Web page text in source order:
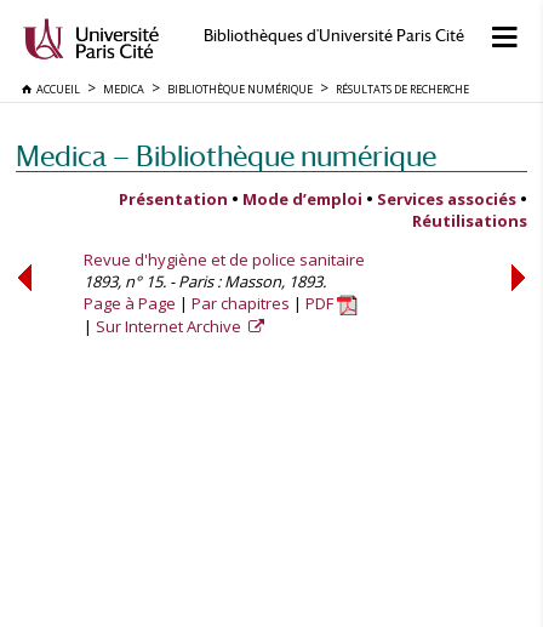
Bibliothèques d'Université Paris Cité
ACCUEIL MEDICA BIBLIOTHÈQUE NUMÉRIQUE RÉSULTATS DE RECHERCHE
Medica — Bibliothèque numérique
Présentation • Mode d’emploi • Services associés •
Réutilisations
Revue d'hygiène et de police sanitaire
1893, n° 15. - Paris : Masson, 1893.
Page à Page
Par chapitres
PDF
Sur Internet Archive